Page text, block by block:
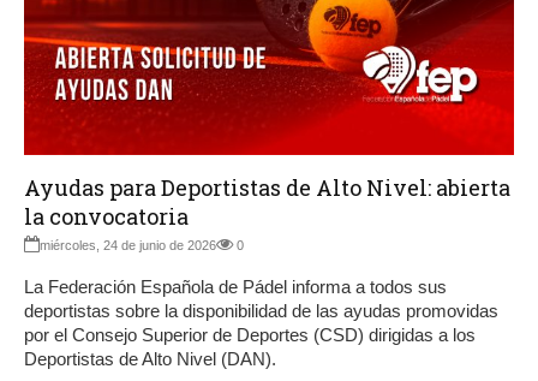
Ayudas para Deportistas de Alto Nivel: abierta
la convocatoria
miércoles, 24 de junio de 2026 0
La Federación Española de Pádel informa a todos sus
deportistas sobre la disponibilidad de las ayudas promovidas
por el Consejo Superior de Deportes (CSD) dirigidas a los
Deportistas de Alto Nivel (DAN).